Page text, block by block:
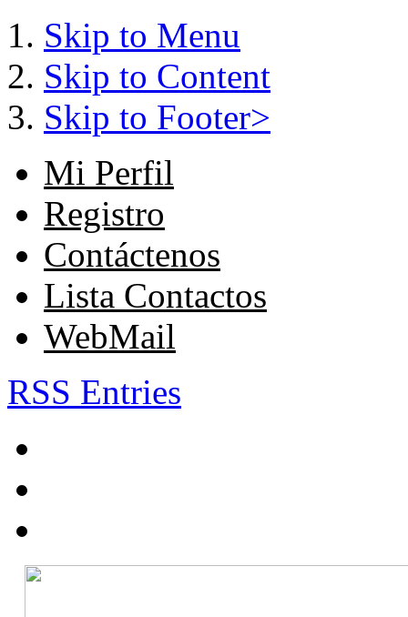
Skip to Menu
Skip to Content
Skip to Footer>
Mi Perfil
Registro
Contáctenos
Lista Contactos
WebMail
RSS Entries